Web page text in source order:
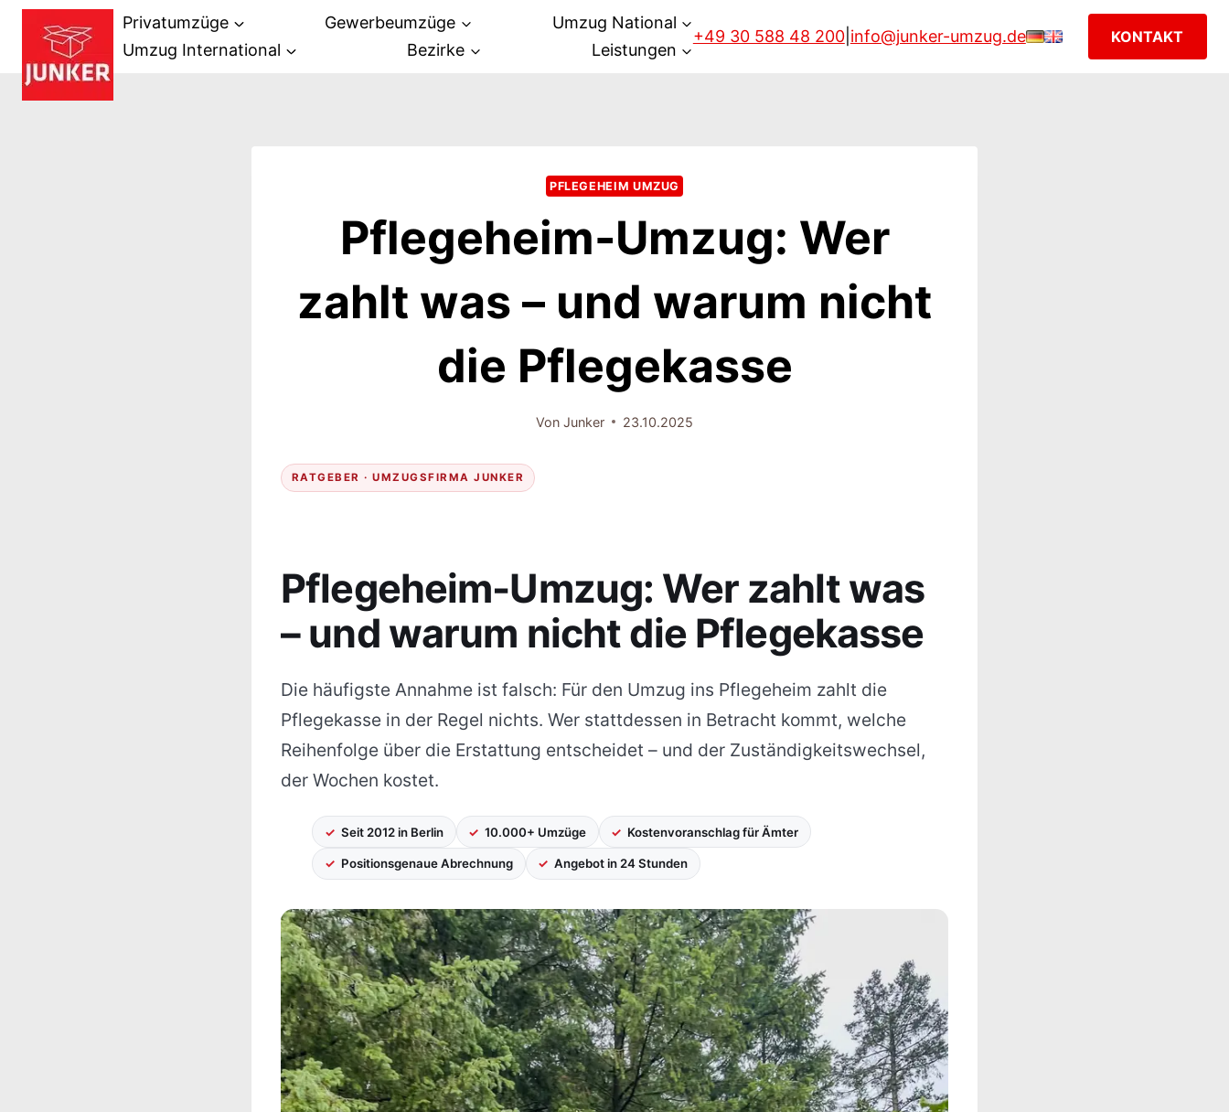
Zum
Inhalt
springen
Privatumzüge Gewerbeumzüge
Umzug National
Umzug International
Bezirke Leistungen
+49 30 588 48 200| info@junker-umzug.de KONTAKT
PFLEGEHEIM UMZUG
Pflegeheim-Umzug: Wer
zahlt was – und warum nicht
die Pflegekasse
Von Junker 23.10.2025
RATGEBER · UMZUGSFIRMA JUNKER
Pflegeheim-Umzug: Wer zahlt was
– und warum nicht die Pflegekasse
Die häufigste Annahme ist falsch: Für den Umzug ins Pflegeheim zahlt die
Pflegekasse in der Regel nichts. Wer stattdessen in Betracht kommt, welche
Reihenfolge über die Erstattung entscheidet – und der Zuständigkeitswechsel,
der Wochen kostet.
Seit 2012 in Berlin 10.000+ Umzüge Kostenvoranschlag für Ämter
Positionsgenaue Abrechnung Angebot in 24 Stunden